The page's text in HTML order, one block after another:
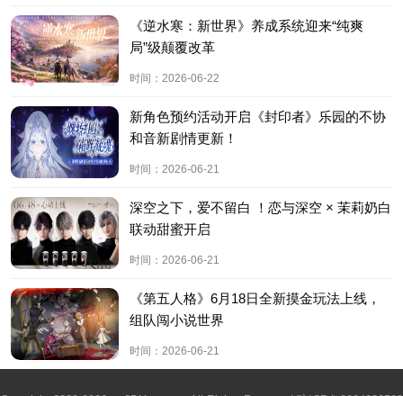
《逆水寒：新世界》养成系统迎来“纯爽
局”级颠覆改革
时间： 2026-06-22
新角色预约活动开启《封印者》乐园的不协
和音新剧情更新！
时间： 2026-06-21
深空之下，爱不留白 ！恋与深空 × 茉莉奶白
联动甜蜜开启
时间： 2026-06-21
《第五人格》6月18日全新摸金玩法上线，
组队闯小说世界
时间： 2026-06-21